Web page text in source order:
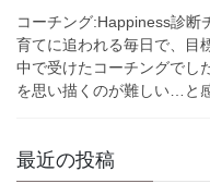
コーチング:Happiness診
育てに追われる毎日で、目
中で受けたコーチングでし
を思い描くのが難しい…と
最近の投稿